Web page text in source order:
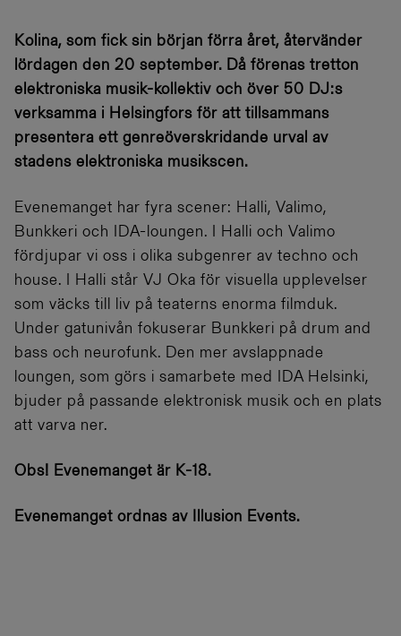
Kolina, som fick sin början förra året, återvänder
lördagen den 20 september. Då förenas tretton
elektroniska musik-kollektiv och över 50 DJ:s
verksamma i Helsingfors för att tillsammans
presentera ett genreöverskridande urval av
stadens elektroniska musikscen.
Evenemanget har fyra scener: Halli, Valimo,
Bunkkeri och IDA-loungen. I Halli och Valimo
fördjupar vi oss i olika subgenrer av techno och
house. I Halli står VJ Oka för visuella upplevelser
som väcks till liv på teaterns enorma filmduk.
Under gatunivån fokuserar Bunkkeri på drum and
bass och neurofunk. Den mer avslappnade
loungen, som görs i samarbete med IDA Helsinki,
bjuder på passande elektronisk musik och en plats
att varva ner.
Obs! Evenemanget är K-18.
Evenemanget ordnas av Illusion Events.